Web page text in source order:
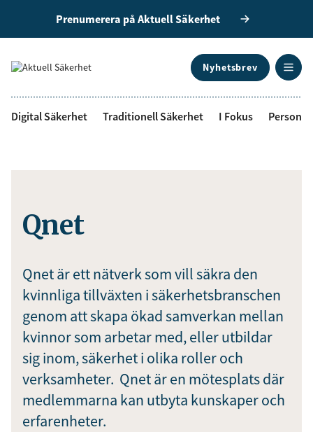
Prenumerera på Aktuell Säkerhet
Nyhetsbrev
Digital Säkerhet Traditionell Säkerhet I Fokus
Qnet
Qnet är ett nätverk som vill säkra den
kvinnliga tillväxten i säkerhetsbranschen
genom att skapa ökad samverkan mellan
kvinnor som arbetar med, eller utbildar
sig inom, säkerhet i olika roller och
verksamheter. Qnet är en mötesplats där
medlemmarna kan utbyta kunskaper och
erfarenheter.